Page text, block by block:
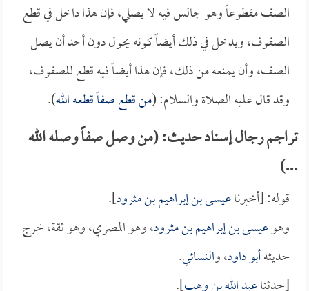
الصف مقطوعاً وهو جالس فيه لا يصلي، فإن هذا داخل في قطع
الصفوف، ويدخل في ذلك أيضاً كونه يحول دون أحد أن يصل
الصف، وأن يمنعه من ذلك، فإن هذا أيضاً فيه قطع للصفوف،
وقد قال عليه الصلاة والسلام: (من قطع صفاً قطعه الله).
تراجم رجال إسناد حديث: (من وصل صفاً وصله الله
...)
قوله: [أخبرناعيسى بن إبراهيم بن مثرود].
وهوعيسى بن إبراهيم بن مثرود، وهو المصري، وهو ثقة، خرج
حديثهأبو داود، والنسائي.